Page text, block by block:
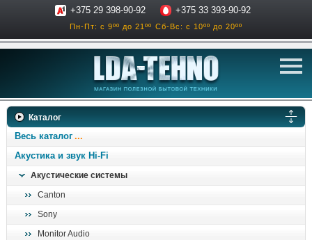
+375 29 398-90-92 +375 33 393-90-92
Пн-Пт: с 9ºº до 21ºº Сб-Вс: с 10ºº до 20ºº
телевизоры
ресиверы, усилители
Каталог
Весь каталог
Акустика и звук Hi-Fi
Акустические системы
Canton
Sony
Monitor Audio